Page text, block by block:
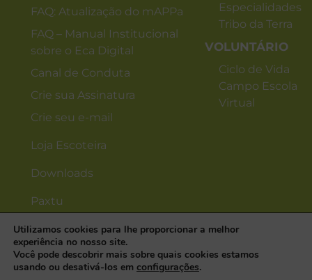
FAQ: Atualização do mAPPa
FAQ – Manual Institucional
sobre o Eca Digital
Canal de Conduta
Crie sua Assinatura
Crie seu e-mail
Loja Escoteira
Downloads
Paxtu
Especialidades
Tribo da Terra
VOLUNTÁRIO
Ciclo de Vida
Campo Escola
Virtual
Utilizamos cookies para lhe proporcionar a melhor
experiência no nosso site.
Você pode descobrir mais sobre quais cookies estamos
usando ou desativá-los em configurações.